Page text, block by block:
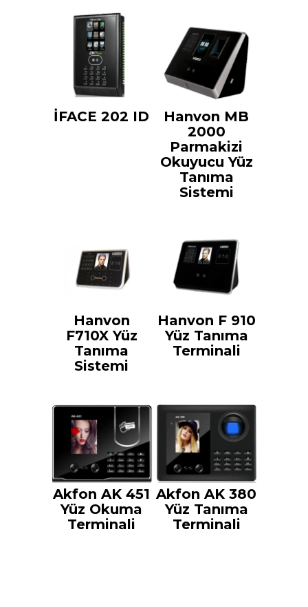
İFACE 202 ID
Hanvon MB
2000
Parmakizi
Okuyucu Yüz
Tanıma
Sistemi
Hanvon
F710X Yüz
Tanıma
Sistemi
Hanvon F 910
Yüz Tanıma
Terminali
Akfon AK 451
Yüz Okuma
Terminali
Akfon AK 380
Yüz Tanıma
Terminali